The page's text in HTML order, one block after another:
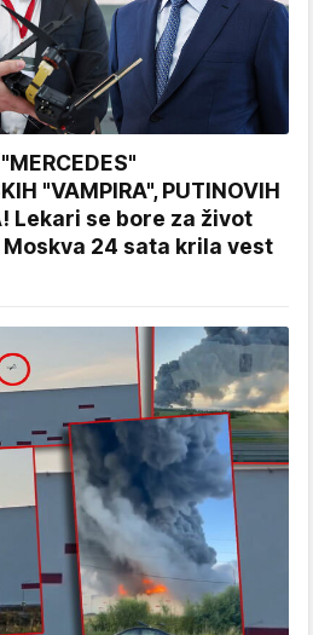
"VAMPIRA", PUTINOVIH
Lekari se bore za život
24 sata krila vest